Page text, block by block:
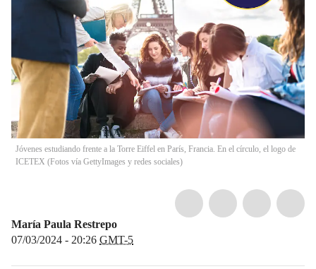
Jóvenes estudiando frente a la Torre Eiffel en París, Francia. En el círculo, el logo de
ICETEX (Fotos vía GettyImages y redes sociales)
María Paula Restrepo
07/03/2024 - 20:26 GMT-5